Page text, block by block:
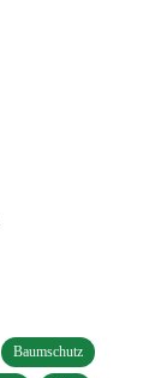
Baumschutz